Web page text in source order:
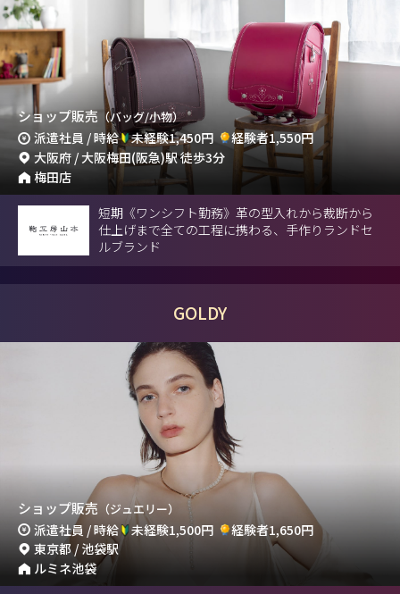
ショップ販売 （バッグ/小物）
派遣社員 / 時給 未経験1,450円
経験者1,550円
大阪府 / 大阪梅田(阪急)駅 徒歩3分
梅田店
短期《ワンシフト勤務》革の型入れから裁断から
仕上げまで全ての工程に携わる、手作りランドセ
ルブランド
GOLDY
ショップ販売 （ジュエリー）
派遣社員 / 時給 未経験1,500円
経験者1,650円
東京都 / 池袋駅
ルミネ池袋